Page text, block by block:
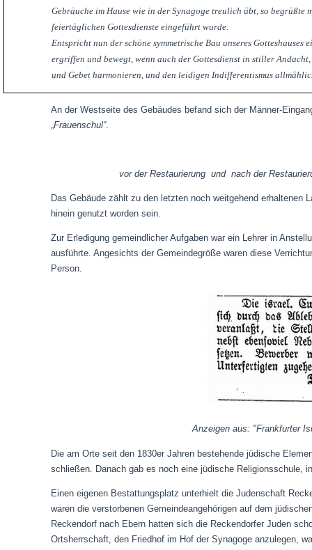
Gebräuche im Hause wie in der Synagoge treulich übt, so
feiertäglichen Gottesdienste eingeführt wurde.
Entspricht nun der schöne symmetrische Bau unseres
ergriffen und bewegt, wenn auch der Gottesdienst in stiller
und Gebet harmonieren, und den leidigen Indifferentismus
An der Westseite des Gebäudes befand sich der Männer-
„Frauenschul“.
vor der Restaurierung und nach der
Das Gebäude zählt zu den letzten noch weitgehend
hinein genutzt worden sein.
Zur Erledigung gemeindlicher Aufgaben war ein Lehrer in
ausführte. Angesichts der Gemeindegröße waren diese
Person.
Anzeigen aus: "Frankfurter
Die am Orte seit den 1830er Jahren bestehende jüdische
schließen. Danach gab es noch eine jüdische Religionsschule,
Einen eigenen Bestattungsplatz unterhielt die Judenschaft
waren die verstorbenen Gemeindeangehörigen auf dem
Reckendorf nach Ebern hatten sich die Reckendorfer Juden
Ortsherrschaft, den Friedhof im Hof der Synagoge anzulegen,